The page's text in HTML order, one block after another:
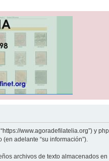
www.agoradefilatelia.org”) y
(en adelante “su información”).
archivos de texto almacenados